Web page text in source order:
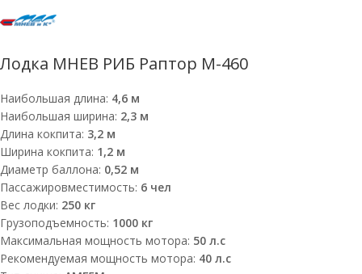
Лодка МНЕВ РИБ Раптор М-460
Наибольшая длина: 4,6 м
Наибольшая ширина: 2,3 м
Длина кокпита: 3,2 м
Ширина кокпита: 1,2 м
Диаметр баллона: 0,52 м
Пассажировместимость: 6 чел
Вес лодки: 250 кг
Грузоподъемность: 1000 кг
Максимальная мощность мотора: 50 л.с
Рекомендуемая мощность мотора: 40 л.с